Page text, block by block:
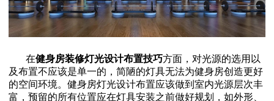
在健身房装修灯光设计布置技巧方面，对光源的选用以
及布置不应该是单一的，简陋的灯具无法为健身房创造更好
的空间环境。健身房灯光设计布置应该做到室内光源层次丰
富，预留的所有位置应在灯具安装之前做好规划，如外形、